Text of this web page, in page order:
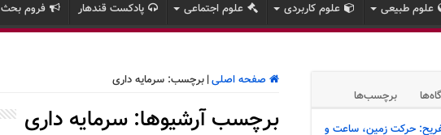
علوم طبیعی علوم کاربردی علوم اجتماعی پادکست قندهار فروم بحث
صفحه اصلی| برچسب: سرمایه داری
برچسب آرشیوها: سرمایه داری
برچسب‌ها
حرکت زمین، ساعت و